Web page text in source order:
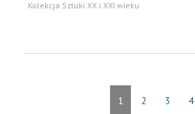
Kolekcja Sztuki XX i XXI wieku
1 2 3 4